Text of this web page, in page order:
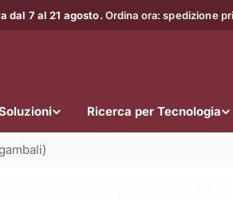
dal 7 al 21 agosto.Ordina ora: spedizione
Ricerca per Tecnologia